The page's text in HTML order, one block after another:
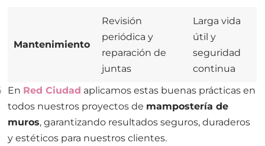
Mantenimiento
Revisión
periódica y
reparación de
juntas
Larga vida
útil y
seguridad
continua
En Red Ciudad aplicamos estas buenas prácticas en
todos nuestros proyectos de mampostería de
muros, garantizando resultados seguros, duraderos
y estéticos para nuestros clientes.